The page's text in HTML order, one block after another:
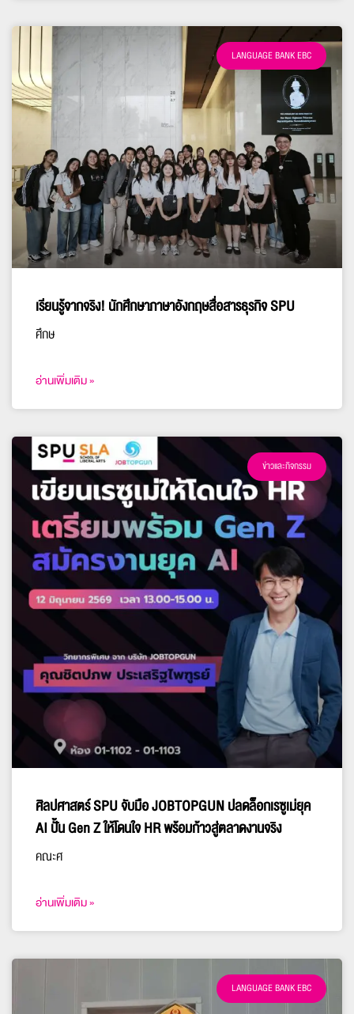
LANGUAGE BANK EBC
เรียนรู้จากจริง! นักศึกษาภาษาอังกฤษสื่อสารธุรกิจ SPU
ศึกษ
อ่านเพิ่มเติม »
ข่าวและกิจกรรม
ศิลปศาสตร์ SPU จับมือ JOBTOPGUN ปลดล็อกเรซูเม่ยุค
AI ปั้น Gen Z ให้โดนใจ HR พร้อมก้าวสู่ตลาดงานจริง
คณะศ
อ่านเพิ่มเติม »
LANGUAGE BANK EBC